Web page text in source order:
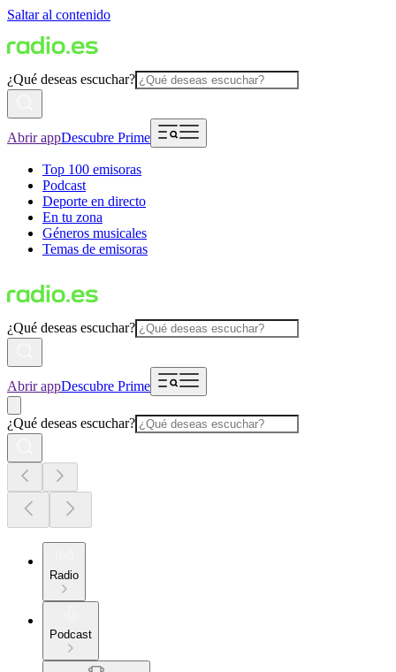
Saltar al contenido
¿Qué deseas escuchar?
Abrir appDescubre Prime
Top 100 emisoras
Podcast
Deporte en directo
En tu zona
Géneros musicales
Temas de emisoras
¿Qué deseas escuchar?
Abrir appDescubre Prime
¿Qué deseas escuchar?
Radio
Podcast